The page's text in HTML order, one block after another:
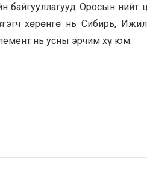
байгууллагууд Оросын нийт
хөрөнгө нь Сибирь,
нь усны эрчим хүч юм.